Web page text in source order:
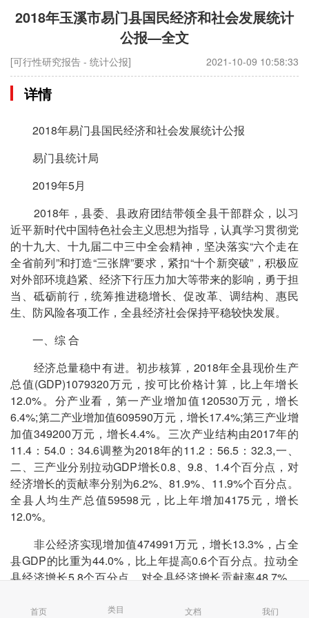
2018年玉溪市易门县国民经济和社会发展统计
公报—全文
[可行性研究报告 - 统计公报] 2021-10-09 10:58:33
详情
2018年易门县国民经济和社会发展统计公报
易门县统计局
2019年5月
2018年，县委、县政府团结带领全县干部群众，以习
近平新时代中国特色社会主义思想为指导，认真学习贯彻党
的十九大、十九届二中三中全会精神，坚决落实“六个走在
全省前列”和打造“三张牌”要求，紧扣“十个新突破”，积极应
对外部环境趋紧、经济下行压力加大等带来的影响，勇于担
当、砥砺前行，统筹推进稳增长、促改革、调结构、惠民
生、防风险各项工作，全县经济社会保持平稳较快发展。
一、综 合
经济总量稳中有进。初步核算，2018年全县现价生产
总值(GDP)1079320万元，按可比价格计算，比上年增长
12.0%。分产业看，第一产业增加值120530万元，增长
6.4%;第二产业增加值609590万元，增长17.4%;第三产业增
加值349200万元，增长4.4%。三次产业结构由2017年的
11.4：54.0：34.6调整为2018年的11.2：56.5：32.3,一、
二、三产业分别拉动GDP增长0.8、9.8、1.4个百分点，对
经济增长的贡献率分别为6.2%、81.9%、11.9%个百分点。
全县人均生产总值59598元，比上年增加4175元，增长
12.0%。
非公经济实现增加值474991万元，增长13.3%，占全
县GDP的比重为44.0%，比上年提高0.6个百分点。拉动全
县经济增长5.8个百分点，对全县经济增长贡献率48.7%。
工业贡献率30.4%，建筑业贡献率5.1%。第三产业非公经济
首页 类目 文档 我们